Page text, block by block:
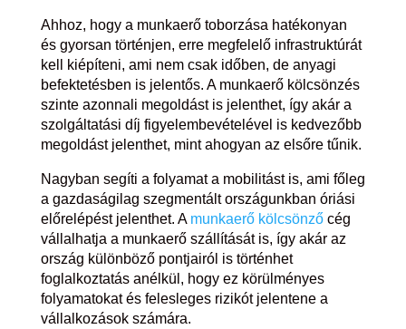
Ahhoz, hogy a munkaerő toborzása hatékonyan
és gyorsan történjen, erre megfelelő infrastruktúrát
kell kiépíteni, ami nem csak időben, de anyagi
befektetésben is jelentős. A munkaerő kölcsönzés
szinte azonnali megoldást is jelenthet, így akár a
szolgáltatási díj figyelembevételével is kedvezőbb
megoldást jelenthet, mint ahogyan az elsőre tűnik.
Nagyban segíti a folyamat a mobilitást is, ami főleg
a gazdaságilag szegmentált országunkban óriási
előrelépést jelenthet. A munkaerő kölcsönzőcég
vállalhatja a munkaerő szállítását is, így akár az
ország különböző pontjairól is történhet
foglalkoztatás anélkül, hogy ez körülményes
folyamatokat és felesleges rizikót jelentene a
vállalkozások számára.